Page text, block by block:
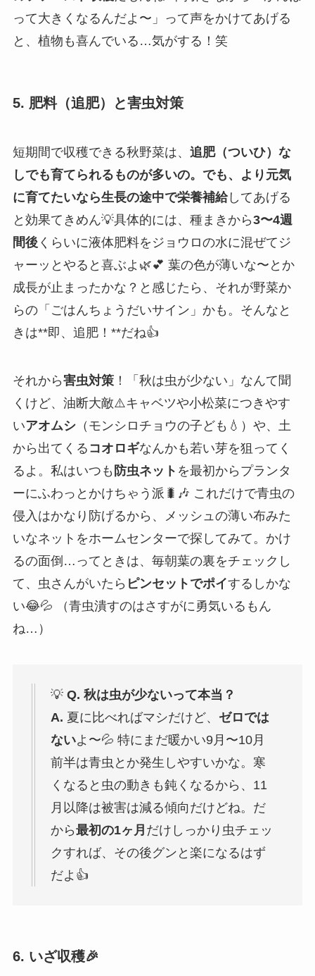
って大きくなるんだよ〜」って声をかけてあげる
と、植物も喜んでいる…気がする！笑
5. 肥料（追肥）と害虫対策
短期間で収穫できる秋野菜は、 追肥（ついひ）な
しでも育てられるものが多いの。でも、より元気
に育てたいなら生長の途中で栄養補給してあげる
と効果てきめん💡具体的には、種まきから3〜4週
間後くらいに液体肥料をジョウロの水に混ぜてジ
ャーッとやると喜ぶよ🌿💕 葉の色が薄いな〜とか
成長が止まったかな？と感じたら、それが野菜か
らの「ごはんちょうだいサイン」かも。そんなと
きは**即、追肥！**だね👍
それから害虫対策！「秋は虫が少ない」なんて聞
くけど、油断大敵⚠️キャベツや小松菜につきやす
いアオムシ（モンシロチョウの子ども💧）や、土
から出てくる コオロギなんかも若い芽を狙ってく
るよ。私はいつも 防虫ネット を最初からプランタ
ーにふわっとかけちゃう派🐛🎶 これだけで青虫の
侵入はかなり防げるから、メッシュの薄い布みた
いなネットをホームセンターで探してみて。かけ
るの面倒…ってときは、毎朝葉の裏をチェックし
て、虫さんがいたら ピンセットでポイするしかな
い😂💦 （青虫潰すのはさすがに勇気いるもん
ね…）
💡 Q. 秋は虫が少ないって本当？
A. 夏に比べればマシだけど、 ゼロでは
ないよ〜💦 特にまだ暖かい9月〜10月
前半は青虫とか発生しやすいかな。寒
くなると虫の動きも鈍くなるから、11
月以降は被害は減る傾向だけどね。だ
から最初の1ヶ月 だけしっかり虫チェッ
クすれば、その後グンと楽になるはず
だよ👍
6. いざ収穫🎉